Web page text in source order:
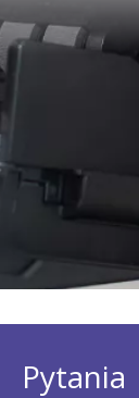
Pytania